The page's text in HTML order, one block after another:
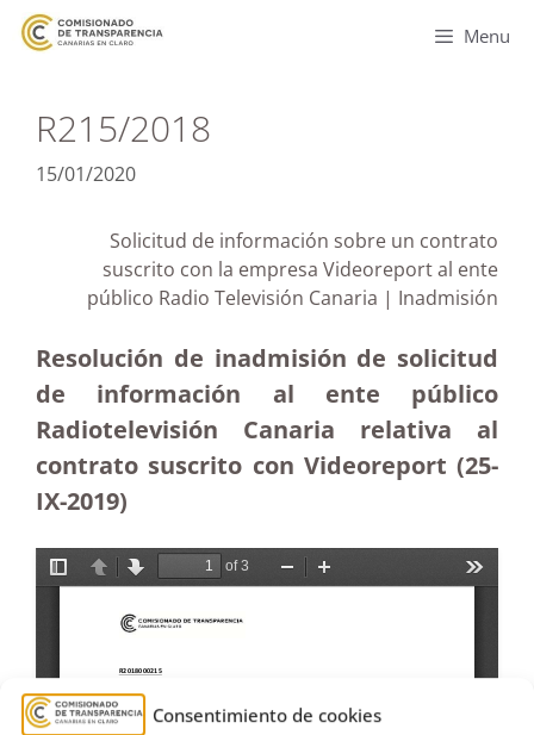
Consentimiento de cookies
Menu
R215/2018
15/01/2020
Solicitud de información sobre un contrato
suscrito con la empresa Videoreport al ente
público Radio Televisión Canaria | Inadmisión
Resolución de inadmisión de solicitud
de información al ente público
Radiotelevisión Canaria relativa al
contrato suscrito con Videoreport (25-
IX-2019)